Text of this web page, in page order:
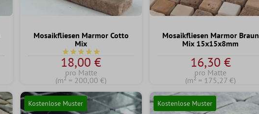
Mosaikfliesen Marmor Cotto
Mix
Durchschnittliche Bewertung von 5 von 5 Sternen
18,00 €
pro Matte
(m² = 200,00 €)
Mosaikfliesen Marmor Braun
Mix 15x15x8mm
16,30 €
pro Matte
(m² = 175,27 €)
Kostenlose Muster Kostenlose Muster